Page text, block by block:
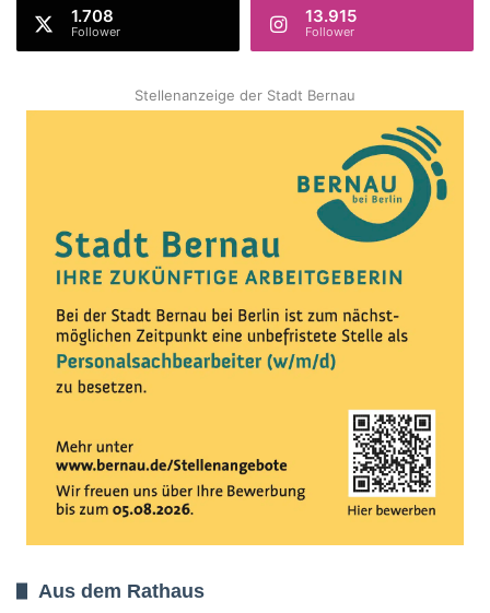
1.708
Follower
13.915
Follower
Stellenanzeige der Stadt Bernau
Aus dem Rathaus